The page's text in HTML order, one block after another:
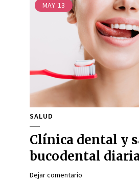
MAY 13
SALUD
Clínica dental y
bucodental
Dejar comentario